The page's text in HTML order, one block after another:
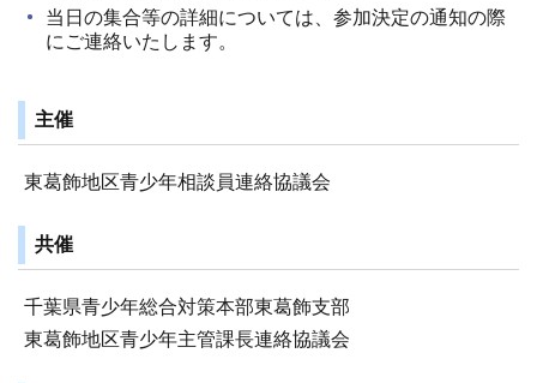
当日の集合等の詳細については、参加決定の通知の際
にご連絡いたします。
主催
東葛飾地区青少年相談員連絡協議会
共催
千葉県青少年総合対策本部東葛飾支部
東葛飾地区青少年主管課長連絡協議会